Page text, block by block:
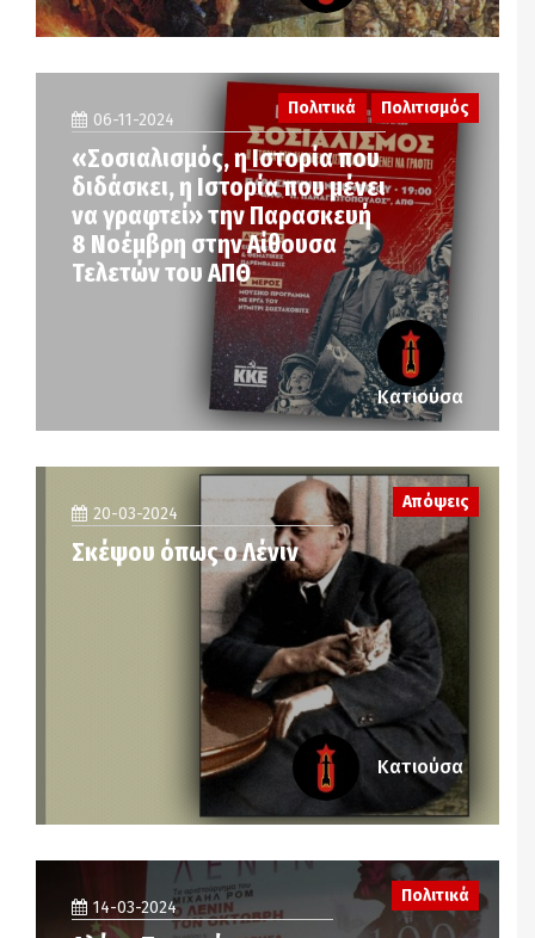
Πολιτικά Πολιτισμός
06-11-2024
«Σοσιαλισμός, η Ιστορία που
διδάσκει, η Ιστορία που μένει
να γραφτεί» την Παρασκευή
8 Νοέμβρη στην Αίθουσα
Τελετών του ΑΠΘ
Κατιούσα
20-03-2024
Σκέψου όπως ο Λένιν
Απόψεις
Κατιούσα
14-03-2024
Πολιτικά